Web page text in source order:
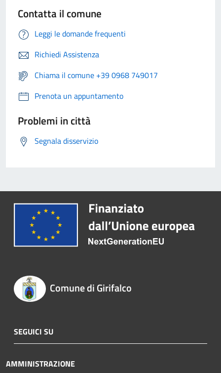
Contatta il comune
Leggi le domande frequenti
Richiedi Assistenza
Chiama il comune +39 0968 749017
Prenota un appuntamento
Problemi in città
Segnala disservizio
Comune di Girifalco
SEGUICI SU
AMMINISTRAZIONE